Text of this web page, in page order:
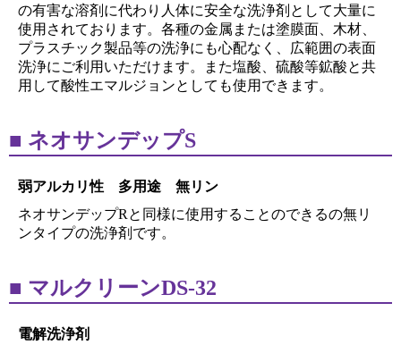
の有害な溶剤に代わり人体に安全な洗浄剤として大量に
使用されております。各種の金属または塗膜面、木材、
プラスチック製品等の洗浄にも心配なく、広範囲の表面
洗浄にご利用いただけます。また塩酸、硫酸等鉱酸と共
用して酸性エマルジョンとしても使用できます。
ネオサンデップS
弱アルカリ性 多用途 無リン
ネオサンデップRと同様に使用することのできるの無リ
ンタイプの洗浄剤です。
マルクリーンDS-32
電解洗浄剤